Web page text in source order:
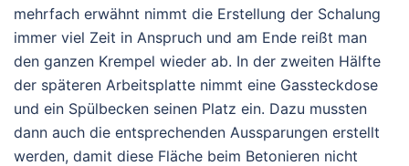
mehrfach erwähnt nimmt die Erstellung der Schalung
immer viel Zeit in Anspruch und am Ende reißt man
den ganzen Krempel wieder ab. In der zweiten Hälfte
der späteren Arbeitsplatte nimmt eine Gassteckdose
und ein Spülbecken seinen Platz ein. Dazu mussten
dann auch die entsprechenden Aussparungen erstellt
werden, damit diese Fläche beim Betonieren nicht